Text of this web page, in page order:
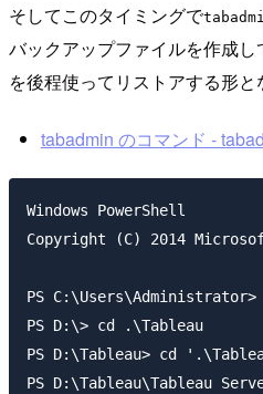
そしてこのタイミングで
バックアップファイルを作成
を後程使ってリストアする形と
tabadmin のコマンド -
Windows PowerShell
Copyright (C) 2014
PS C:\Users\Administrator>
PS D:\> cd .\Tableau
PS D:\Tableau> cd
PS D:\Tableau\Tableau